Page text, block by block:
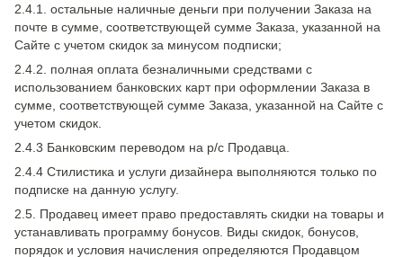
2.4.1. остальные наличные деньги при получении Заказа на
почте в сумме, соответствующей сумме Заказа, указанной на
Сайте с учетом скидок за минусом подписки;
2.4.2. полная оплата безналичными средствами с
использованием банковских карт при оформлении Заказа в
сумме, соответствующей сумме Заказа, указанной на Сайте с
учетом скидок.
2.4.3 Банковским переводом на р/с Продавца.
2.4.4 Стилистика и услуги дизайнера выполняются только по
подписке на данную услугу.
2.5. Продавец имеет право предоставлять скидки на товары и
устанавливать программу бонусов. Виды скидок, бонусов,
порядок и условия начисления определяются Продавцом